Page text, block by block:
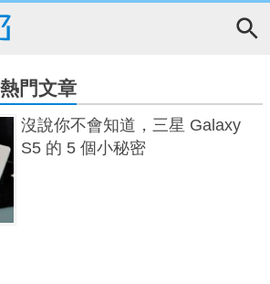
門文章
沒說你不會知道，三星 Galaxy
S5 的 5 個小秘密